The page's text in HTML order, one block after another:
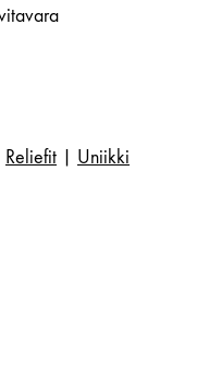
Reliefit Uniikki